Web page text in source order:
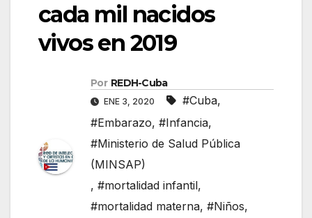
cada mil nacidos
vivos en 2019
Por REDH-Cuba
ENE 3, 2020 #Cuba,
#Embarazo, #Infancia,
#Ministerio de Salud Pública
(MINSAP)
, #mortalidad infantil,
#mortalidad materna, #Niños,